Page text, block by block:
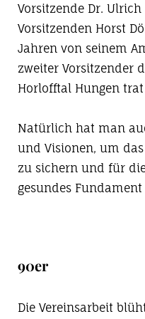
Vorsitzende Dr.
Vorsitzenden Horst
Jahren von seinem
zweiter Vorsitzender
Horlofftal Hungen
Natürlich hat man
und Visionen, um das
zu sichern und für
gesundes
90er
Die Vereinsarbeit